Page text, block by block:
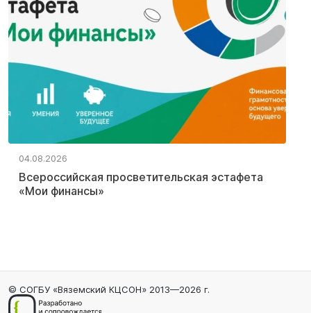
04.08.2026
Всероссийская просветительская эстафета
«Мои финансы»
© СОГБУ «Вяземский КЦСОН» 2013—2026 г.